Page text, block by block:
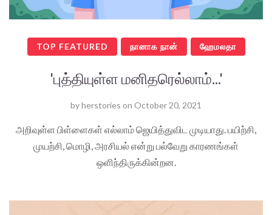
TOP FEATURED நானாக நான் ஹேமலதா
'புத்தியுள்ள மனிதரெல்லாம்...'
byherstories on October 20, 2021
அறிவுள்ள பிள்ளைகள் எல்லாம் ஜெயித்துவிட முடியாது. பயிற்சி,
முயற்சி, மொழி, அரசியல் என்று பல்வேறு காரணங்கள்
ஒளிந்திருக்கின்றன.